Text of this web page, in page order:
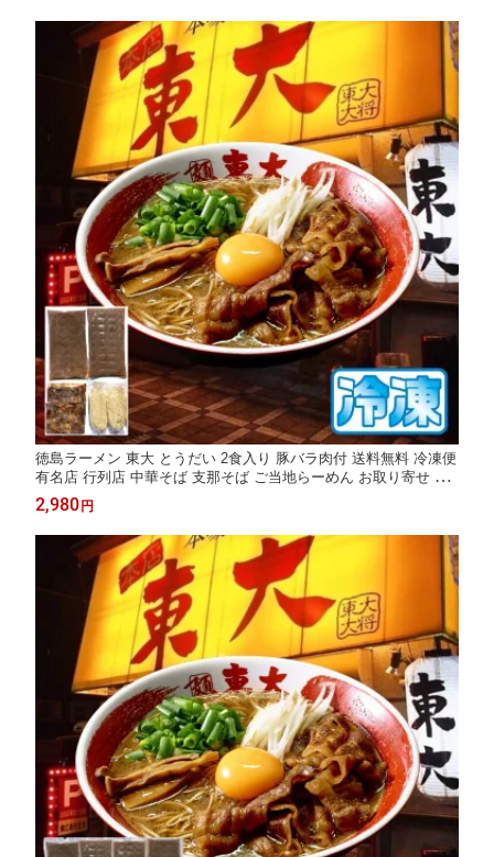
徳島ラーメン 東大 とうだい 2食入り 豚バラ肉付 送料無料 冷凍便
有名店 行列店 中華そば 支那そば ご当地らーめん お取り寄せ ギ
フト ご自宅 お試し 生麺 年越しそば 御中元 御歳暮 母の日 父の日
敬老の日 記念日 誕生日 プレゼント
2,980 円